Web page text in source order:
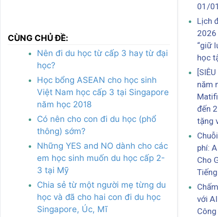
CÙNG CHỦ ĐỀ:
Nên đi du học từ cấp 3 hay từ đại
học?
Học bổng ASEAN cho học sinh
Việt Nam học cấp 3 tại Singapore
năm học 2018
Có nên cho con đi du học (phổ
thông) sớm?
Những YES and NO dành cho các
em học sinh muốn du học cấp 2-
3 tại Mỹ
Chia sẻ từ một người mẹ từng du
học và đã cho hai con đi du học
Singapore, Úc, Mĩ
01/
Lịch
“giữ
học
năm
đến
tặng
phí:
Cho
với